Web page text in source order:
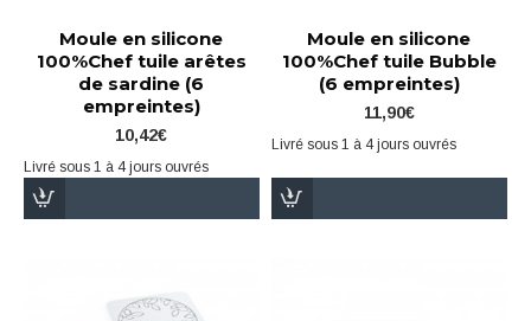
Moule en silicone
100%Chef tuile arêtes
de sardine (6
empreintes)
10,42€
Livré sous 1 à 4 jours ouvrés
Moule en silicone
100%Chef tuile Bubble
(6 empreintes)
11,90€
Livré sous 1 à 4 jours ouvrés